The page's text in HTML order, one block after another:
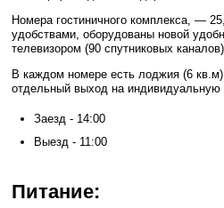
Номера гостиничного комплекса, —
удобствами, оборудованы новой
телевизором (90 спутниковых каналов).
В каждом номере есть лоджия (6
отдельный выход на индивидуальную
Заезд - 14:00
Выезд - 11:00
Питание: